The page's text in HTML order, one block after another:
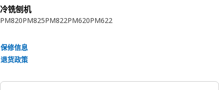
• 获得 ECE 认证
• 尾线 DT 接头
• 高振动应用
• 各种 Cat 机器
冷铣刨机
PM820PM825PM822PM620PM622
保修信息
退货政策